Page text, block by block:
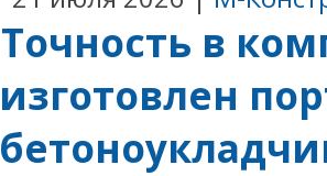
Точность в
изготовлен